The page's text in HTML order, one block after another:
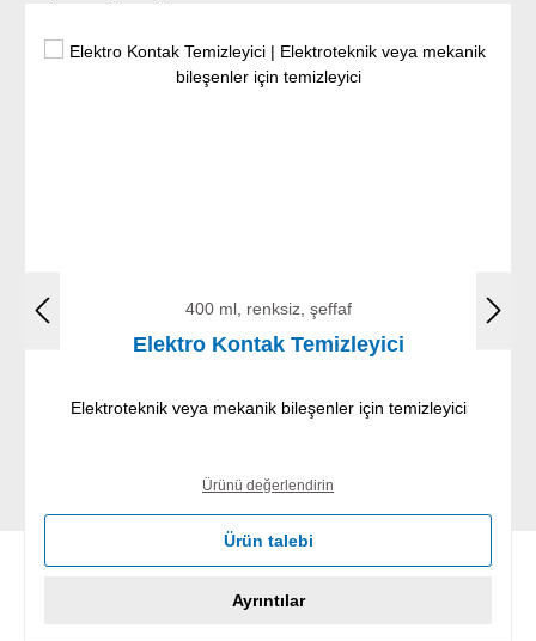
400 ml, renksiz, şeffaf
Elektro Kontak Temizleyici
Elektroteknik veya mekanik bileşenler için temizleyici
Ürünü değerlendirin
Ürün talebi
Ayrıntılar